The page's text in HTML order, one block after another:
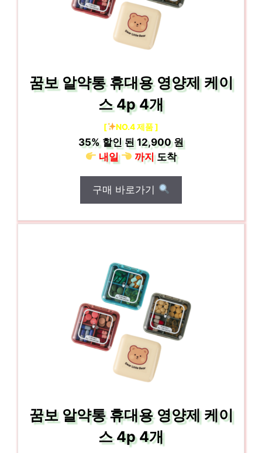
꿈보 알약통 휴대용 영양제 케이
스 4p 4개
[ NO.4 제품 ]
35% 할인 된12,900 원
내일
까지도착
구매 바로가기
꿈보 알약통 휴대용 영양제 케이
스 4p 4개